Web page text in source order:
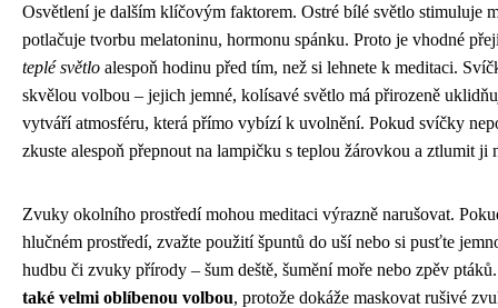
Osvětlení je dalším klíčovým faktorem. Ostré bílé světlo stimuluje
potlačuje tvorbu melatoninu, hormonu spánku. Proto je vhodné
teplé světlo alespoň hodinu před tím, než si lehnete k meditaci.
skvělou volbou – jejich jemné, kolísavé světlo má přirozeně
vytváří atmosféru, která přímo vybízí k uvolnění. Pokud svíčky
zkuste alespoň přepnout na lampičku s teplou žárovkou a ztlumit ji
Zvuky okolního prostředí mohou meditaci výrazně narušovat.
hlučném prostředí, zvažte použití špuntů do uší nebo si pusťte
hudbu či zvuky přírody – šum deště, šumění moře nebo zpěv
také velmi oblíbenou volbou, protože dokáže maskovat rušivé